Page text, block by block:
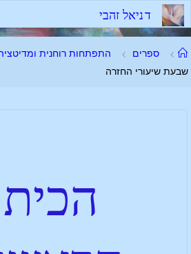
דניאל זהבי
ספרים התפתחות רוחנית
שבעת שיעורי החזרה